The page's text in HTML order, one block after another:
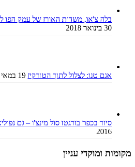
בלה צ'או, משדות האורז של עמק הפו
30 בינואר 2018
אגם טנו: לצלול לתוך הטורקיז 19 במאי 2017
סיור בכפר בורגטו סול מינצ'ו – גם
2016
מקומות ומוקדי עניין